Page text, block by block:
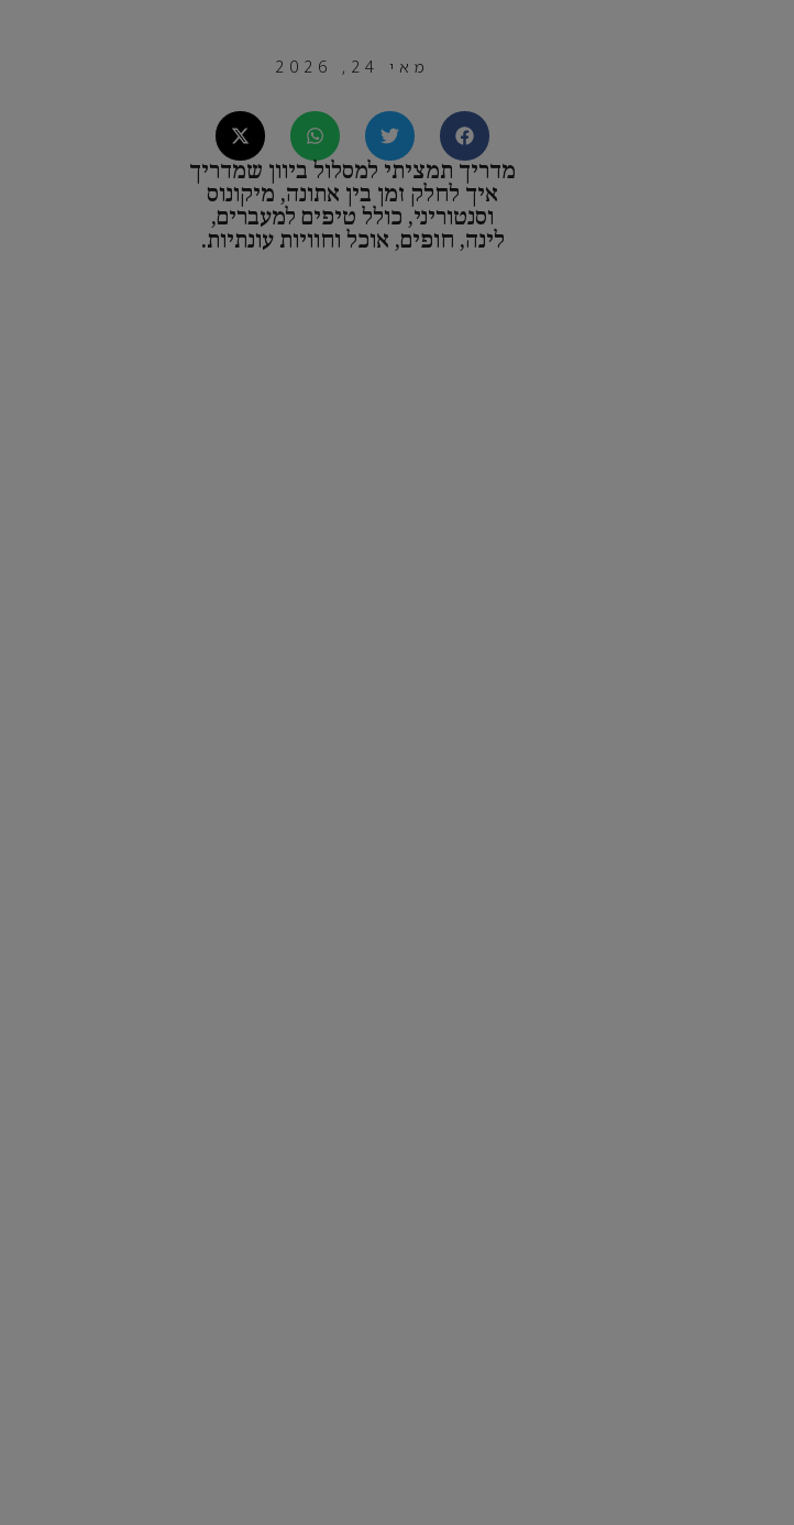
מאי 24, 2026
מדריך תמציתי למסלול ביוון שמדריך
איך לחלק זמן בין אתונה, מיקונוס
וסנטוריני, כולל טיפים למעברים,
לינה, חופים, אוכל וחוויות עונתיות.